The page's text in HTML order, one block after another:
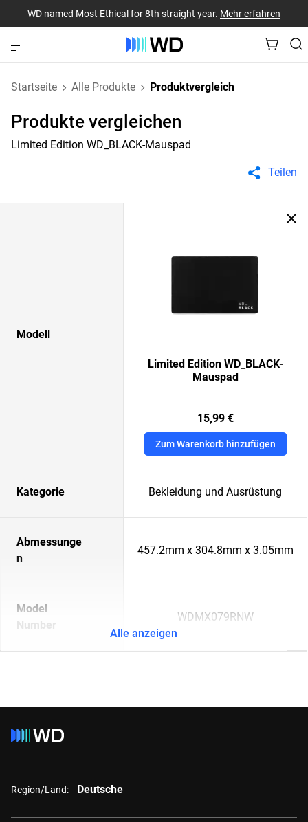
WD named Most Ethical for 8th straight year. Mehr erfahren
Startseite Alle Produkte Produktvergleich
Produkte vergleichen
Limited Edition WD_BLACK-Mauspad
Teilen
Modell
Limited Edition WD_BLACK-
Mauspad
15,99 €
Zum Warenkorb hinzufügen
Kategorie Bekleidung und Ausrüstung
Abmessunge
n
457.2mm x 304.8mm x 3.05mm
Model
Number
WDMX079RNW
Alle anzeigen
Region/Land: Deutsche